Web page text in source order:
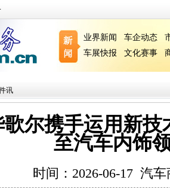
业界新闻 车企动态
车展快报
文化赛事
讯
尔携手运用新
至汽车内饰
时间：2026-06-17 汽车